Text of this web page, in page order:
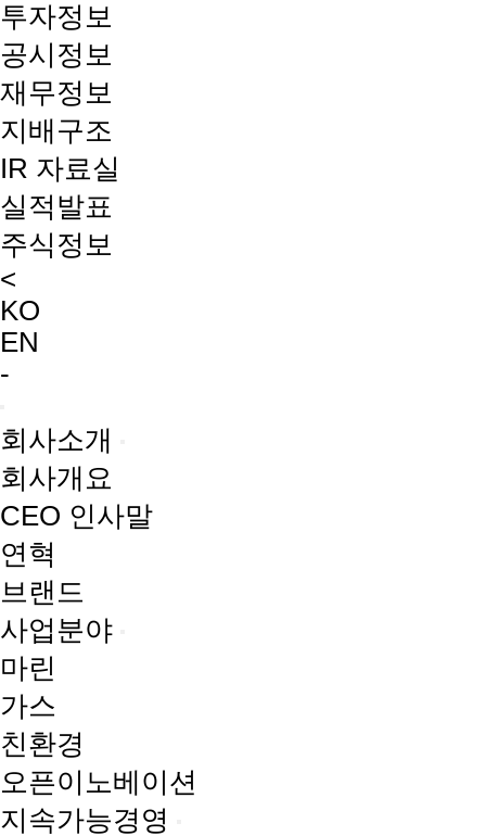
투자정보
공시정보
재무정보
지배구조
IR 자료실
실적발표
주식정보
<
KO
EN
-
회사소개
회사개요
CEO 인사말
연혁
브랜드
사업분야
마린
가스
친환경
오픈이노베이션
지속가능경영